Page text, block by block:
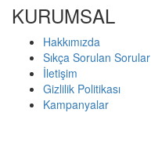
KURUMSAL
Hakkımızda
Sıkça Sorulan Sorular
İletişim
Gizlilik Politikası
Kampanyalar